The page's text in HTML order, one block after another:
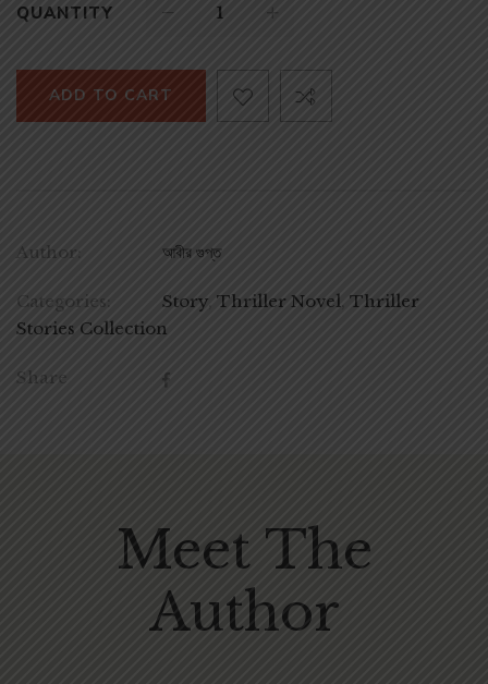
QUANTITY
ADD TO CART
Author: আবীর গুপ্ত
Categories: Story Thriller Novel, Thriller
Stories Collection
Share
Meet The
Author